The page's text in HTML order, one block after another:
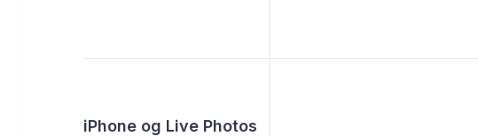
iPhone og Live Photos